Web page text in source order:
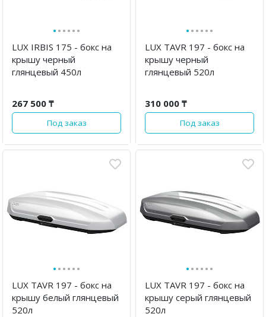
······
LUX IRBIS 175 - бокс на
крышу черный
глянцевый 450л
267 500 ₸
Под заказ
······
LUX TAVR 197 - бокс на
крышу черный
глянцевый 520л
310 000 ₸
Под заказ
······
LUX TAVR 197 - бокс на
крышу белый глянцевый
520л
······
LUX TAVR 197 - бокс на
крышу серый глянцевый
520л